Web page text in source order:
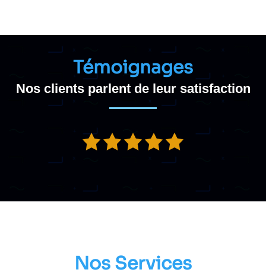
Témoignages
Nos clients parlent de leur satisfaction
Nos Services